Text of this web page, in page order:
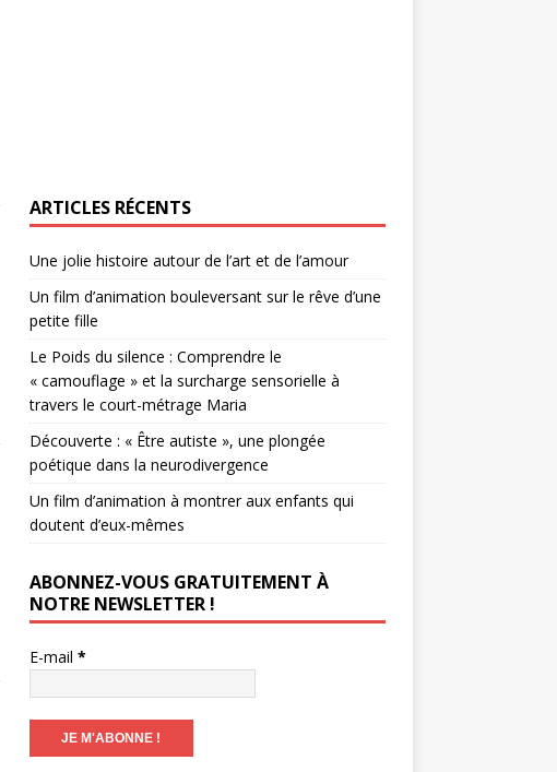
ARTICLES RÉCENTS
Une jolie histoire autour de l’art et de l’amour
Un film d’animation bouleversant sur le rêve d’une
petite fille
Le Poids du silence : Comprendre le
« camouflage » et la surcharge sensorielle à
travers le court-métrage Maria
Découverte : « Être autiste », une plongée
poétique dans la neurodivergence
Un film d’animation à montrer aux enfants qui
doutent d’eux-mêmes
ABONNEZ-VOUS GRATUITEMENT À
NOTRE NEWSLETTER !
E-mail *